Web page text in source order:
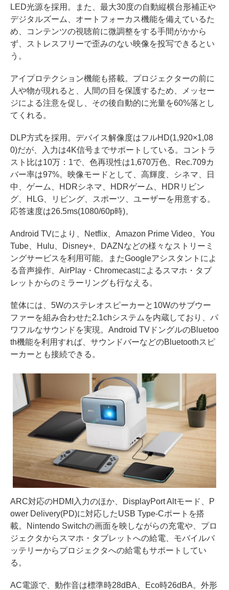
LED光源を採用。また、最大30度の自動縦横台形補正や
デジタルズーム、オートフォーカス機能を備えているた
め、コンテンツの視聴前に微調整をする手間がかから
ず、ストレスフリーで歪みのない映像を投写できるとい
う。
アイプロテクション機能も搭載。プロジェクターの前に
人や物が現れると、人間の目を保護するため、メッセー
ジによる注意を促し、その後自動的に光量を60%落とし
てくれる。
DLP方式を採用。デバイス解像度はフルHD(1,920×1,08
0)だが、入力は4K信号までサポートしている。コントラ
スト比は10万：1で、色再現性は1,670万色、Rec.709カ
バー率は97%。映像モードとして、高輝度、シネマ、日
中、ゲーム、HDRシネマ、HDRゲーム、HDRリビン
グ、HLG、リビング、スポーツ、ユーザーを用意する。
応答速度は26.5ms(1080/60p時)。
Android TVにより、Netflix、Amazon Prime Video、You
Tube、Hulu、Disney+、DAZNなどの様々なストリーミ
ングサービスを利用可能。またGoogleアシスタントによ
る音声操作、AirPlay・Chromecastによるスマホ・タブ
レットからのミラーリングも行なえる。
筐体には、5Wのステレオスピーカーと10Wのサブウー
ファーを組み合わせた2.1chシステムを内蔵しており、パ
ワフルなサウンドを実現。Android TVドングルのBluetoo
th機能を利用すれば、サウンドバーなどのBluetoothスピ
ーカーとも接続できる。
ARC対応のHDMI入力のほか、DisplayPort Altモード、P
ower Delivery(PD)に対応したUSB Type-Cポートを搭
載。Nintendo Switchの画面を映しながらの充電や、プロ
ジェクタからスマホ・タブレットへの給電、モバイルバ
ッテリーからプロジェクタへの給電もサポートしてい
る。
AC電源で、動作音は標準時28dBA、Eco時26dBA。外形